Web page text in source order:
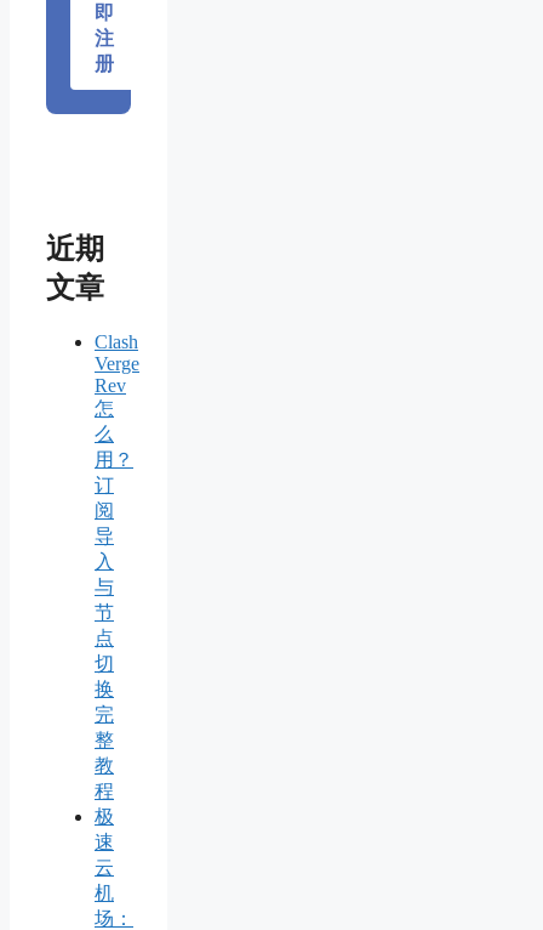
即
注
册
近期
文章
Clash
Verge
Rev
怎
么
用？
订
阅
导
入
与
节
点
切
换
完
整
教
程
极
速
云
机
场：